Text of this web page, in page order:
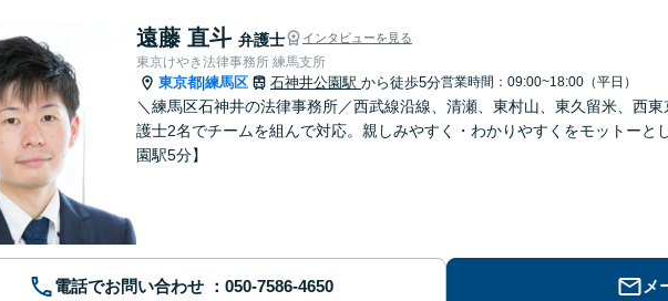
遠藤 直斗 弁護士 インタビューを見る
東京けやき法律事務所 練馬支所
東京都 練馬区 石神井公園駅 から徒歩5分営業時間：09:00~18:00（平日）
＼練馬区石神井の法律事務所／西武線沿線、清瀬、東村山、東久留米、西
護士2名でチームを組んで対応。親しみやすく・わかりやすくをモットーと
園駅5分】
電話でお問い合わせ メ